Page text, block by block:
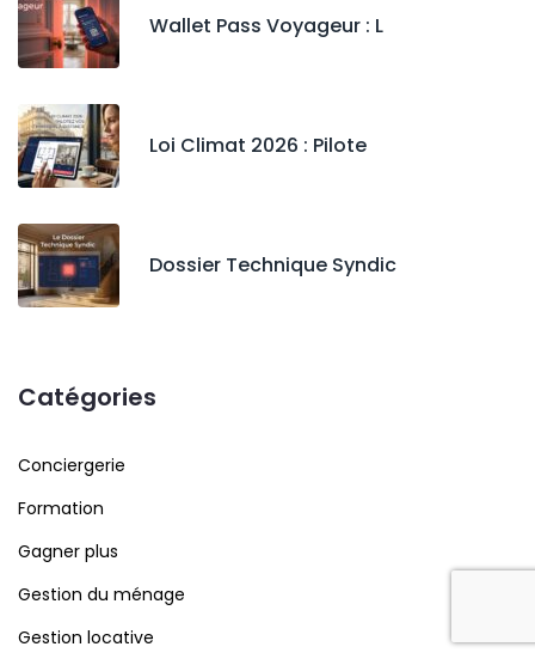
Wallet Pass Voyageur : L
Loi Climat 2026 : Pilote
Dossier Technique Syndic
Catégories
Conciergerie
Formation
Gagner plus
Gestion du ménage
Gestion locative